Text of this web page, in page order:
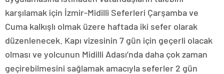
karşılamak için İzmir-Midilli Seferleri Çarşamba ve
Cuma kalkışlı olmak üzere haftada iki sefer olarak
düzenlenecek. Kapı vizesinin 7 gün için geçerli olacak
olması ve yolcunun Midilli Adası’nda daha çok zaman
geçirebilmesini sağlamak amacıyla seferler 2 gün